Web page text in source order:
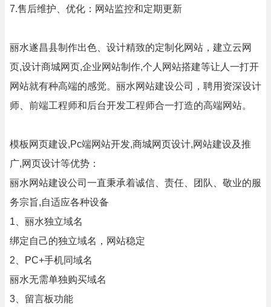
7.售后维护、优化：网站监控和定期更新
丽水遂昌县制作出色、设计精致的定制化网站，建立云网
页,设计商城网页,企业网站制作,个人网站搭建等让人一打开
网站就有种高端的感觉。丽水网站建设公司，聘用资深设计
师、前端工程师和后台开发工程师合一打造的高端网站。
模板网页建设,Pc端网站开发,商城网页设计,网站建设及推
广,网页设计等优势：
丽水网站建设公司一直秉承着诚信、责任、团队、敬业的服
务宗旨,自适应各种设备
1、丽水独立域名
绑定自己的独立域名，网站稳定
2、PC+手机同域名
丽水无需单独购买域名
3、留言板功能